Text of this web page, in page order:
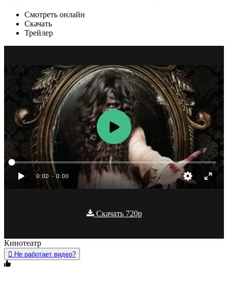
Смотреть онлайн
Скачать
Трейлер
0:00 - 0:00
Скачать 720p
Кинотеатр
Не работает видео?